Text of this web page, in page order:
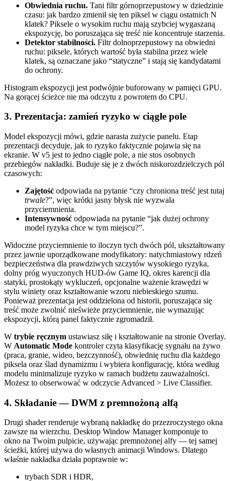
Obwiednia ruchu. Tani filtr górnoprzepustowy w dziedzinie
czasu: jak bardzo zmienił się ten piksel w ciągu ostatnich N
klatek? Piksele o wysokim ruchu mają szybciej wygaszaną
ekspozycję, bo poruszająca się treść nie koncentruje starzenia.
Detektor stabilności. Filtr dolnoprzepustowy na obwiedni
ruchu: piksele, których wartość była stabilna przez wiele
klatek, są oznaczane jako “statyczne” i stają się kandydatami
do ochrony.
Histogram ekspozycji jest podwójnie buforowany w pamięci GPU.
Na gorącej ścieżce nie ma odczytu z powrotem do CPU.
3. Prezentacja: zamień ryzyko w ciągłe pole
Model ekspozycji mówi, gdzie narasta zużycie panelu. Etap
prezentacji decyduje, jak to ryzyko faktycznie pojawia się na
ekranie. W v5 jest to jedno ciągłe pole, a nie stos osobnych
przebiegów nakładki. Buduje się je z dwóch niskorozdzielczych pól
czasowych:
Zajętość odpowiada na pytanie “czy chroniona treść jest tutaj
trwale?”, więc krótki jasny błysk nie wyzwala
przyciemnienia.
Intensywność odpowiada na pytanie “jak dużej ochrony
model ryzyka chce w tym miejscu?”.
Widoczne przyciemnienie to iloczyn tych dwóch pól, ukształtowany
przez jawnie uporządkowane modyfikatory: natychmiastowy rdzeń
bezpieczeństwa dla prawdziwych szczytów wysokiego ryzyka,
dolny próg wyuczonych HUD-ów Game IQ, okres karencji dla
statyki, prostokąty wykluczeń, opcjonalne ważenie krawędzi w
stylu winiety oraz kształtowanie wzoru niebieskiego szumu.
Ponieważ prezentacja jest oddzielona od historii, poruszająca się
treść może zwolnić nieświeże przyciemnienie, nie wymazując
ekspozycji, którą panel faktycznie zgromadził.
W trybie ręcznym ustawiasz siłę i kształtowanie na stronie Overlay.
W Automatic Mode kontroler czyta klasyfikację sygnału na żywo
(praca, granie, wideo, bezczynność), obwiednię ruchu dla każdego
piksela oraz ślad dynamizmu i wybiera konfigurację, która według
modelu minimalizuje ryzyko w ramach budżetu zauważalności.
Możesz to obserwować w odczycie Advanced > Live Classifier.
4. Składanie — DWM z premnożoną alfą
Drugi shader renderuje wybraną nakładkę do przezroczystego okna
zawsze na wierzchu. Desktop Window Manager komponuje to
okno na Twoim pulpicie, używając premnożonej alfy — tej samej
ścieżki, której używa do własnych animacji Windows. Dlatego
właśnie nakładka działa poprawnie w:
trybach SDR i HDR,